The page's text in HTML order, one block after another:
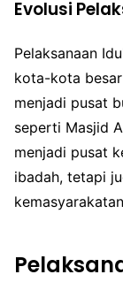
Evolusi
Pelaksanaan
kota-kota
menjadi pusat
seperti Masjid
menjadi pusat
ibadah, tetapi